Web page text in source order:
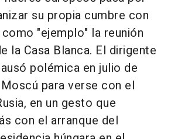
su propia cumbre con
"ejemplo" la reunión
la Casa Blanca. El dirigente
polémica en julio de
para verse con el
en un gesto que
con el arranque del